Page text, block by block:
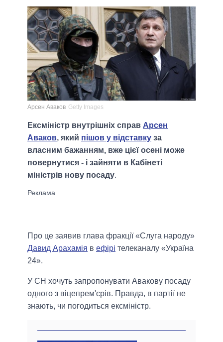
Арсен Аваков Getty Images
Ексміністр внутрішніх справ Арсен
Аваков, який пішов у відставку за
власним бажанням, вже цієї осені може
повернутися - і зайняти в Кабінеті
міністрів нову посаду.
Про це заявив глава фракції «Слуга народу»
Давид Арахамія в ефірі телеканалу «Україна
24».
У СН хочуть запропонувати Авакову посаду
одного з віцепрем'єрів. Правда, в партії не
знають, чи погодиться ексміністр.